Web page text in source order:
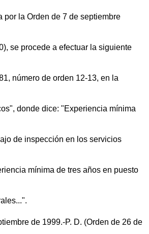
por la Orden de 7 de septiembre
se procede a efectuar la siguiente
número de orden 12-13, en la
donde dice: "Experiencia mínima
de inspección en los servicios
mínima de tres años en puesto
de 1999.-P. D. (Orden de 26 de